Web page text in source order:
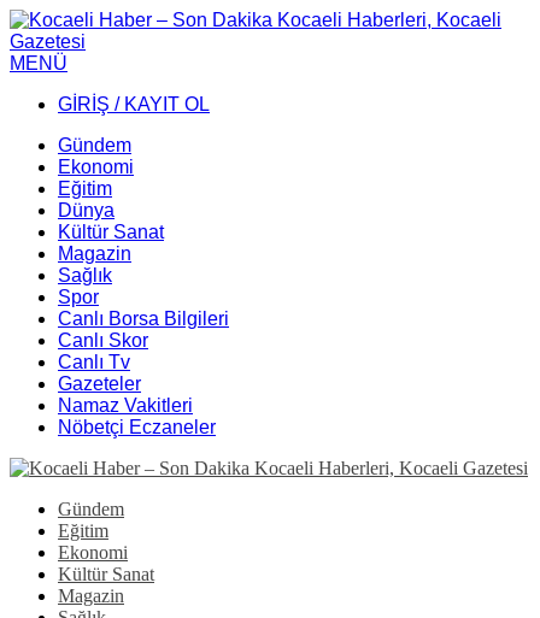
MENÜ
GİRİŞ / KAYIT OL
Gündem
Ekonomi
Eğitim
Dünya
Kültür Sanat
Magazin
Sağlık
Spor
Canlı Borsa Bilgileri
Canlı Skor
Canlı Tv
Gazeteler
Namaz Vakitleri
Nöbetçi Eczaneler
Gündem
Eğitim
Ekonomi
Kültür Sanat
Magazin